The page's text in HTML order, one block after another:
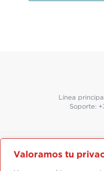
Valoramos tu
Línea
Soporte: